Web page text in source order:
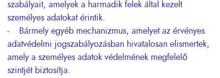
szabályait, amelyek a harmadik felek által kezelt
személyes adatokat érintik.
- Bármely egyéb mechanizmus, amelyet az érvényes
adatvédelmi jogszabályozásban hivatalosan elismertek,
amely a személyes adatok védelmének megfelelő
szintjét biztosítja.